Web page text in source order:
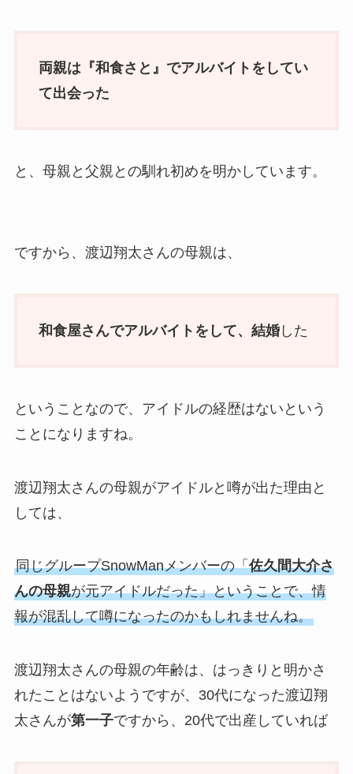
両親は『和食さと』でアルバイトをしてい
て出会った
と、母親と父親との馴れ初めを明かしています。
ですから、渡辺翔太さんの母親は、
和食屋さんでアルバイトをして、結婚した
ということなので、アイドルの経歴はないという
ことになりますね。
渡辺翔太さんの母親がアイドルと噂が出た理由と
しては、
同じグループSnowManメンバーの「佐久間大介さ
んの母親が元アイドルだった」ということで、情
報が混乱して噂になったのかもしれませんね。
渡辺翔太さんの母親の年齢は、はっきりと明かさ
れたことはないようですが、30代になった渡辺翔
太さんが第一子ですから、20代で出産していれば